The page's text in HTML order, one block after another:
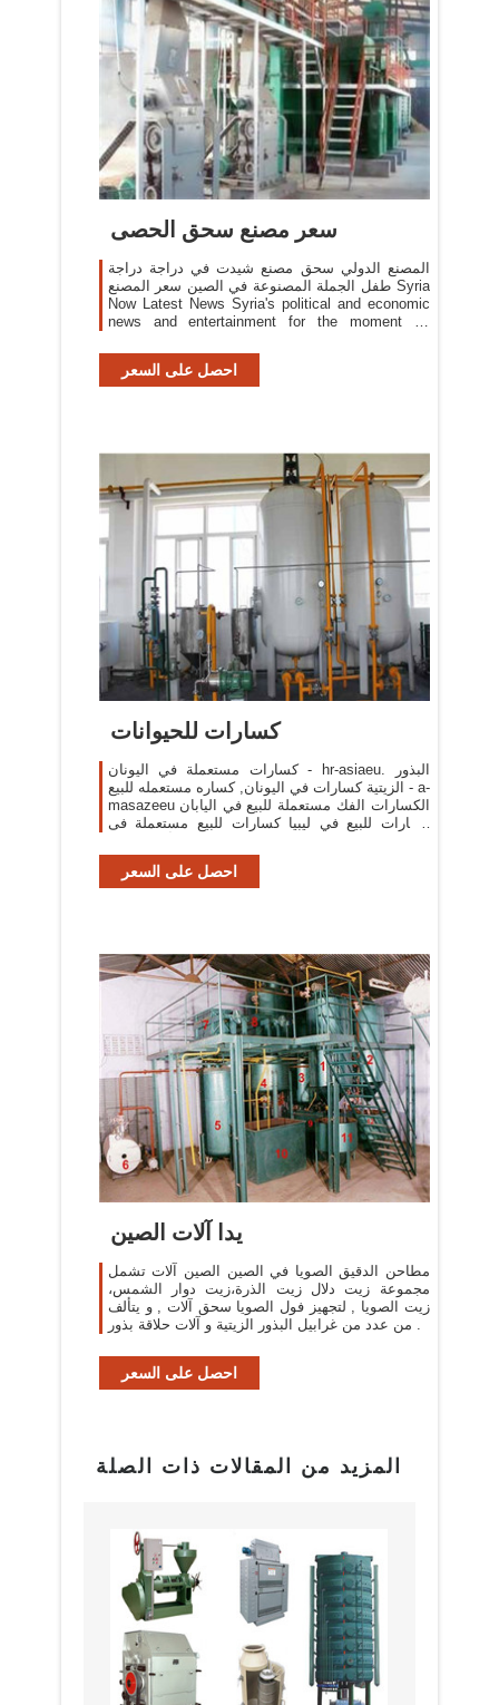
سعر مصنع سحق الحصى
المصنع الدولي سحق مصنع شيدت في دراجة دراجة
طفل الجملة المصنوعة في الصين سعر المصنع Syria
Now Latest News Syria's political and economic
news and entertainment for the moment by
free
احصل على السعر
كسارات للحيوانات
كسارات مستعملة في اليونان - hr-asiaeu. البذور
الزيتية كسارات في اليونان, كساره مستعمله للبيع - a-
masazeeu الكسارات الفك مستعملة للبيع في اليابان
كسارات للبيع في ليبيا كسارات للبيع مستعملة فى
احصل على السعر
يدا آلات الصين
مطاحن الدقيق الصويا في الصين الصين آلات تشمل
مجموعة زيت دلال زيت الذرة،زيت دوار الشمس،
زيت الصويا , لتجهيز فول الصويا سحق آلات , و يتألف
من عدد من غرابيل البذور الزيتية و آلات حلاقة بذور .
احصل على السعر
المزيد من المقالات ذات الصلة